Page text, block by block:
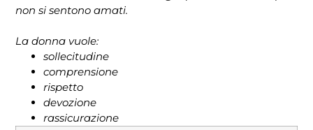
non si sentono amati.
La donna vuole:
sollecitudine
comprensione
rispetto
devozione
rassicurazione